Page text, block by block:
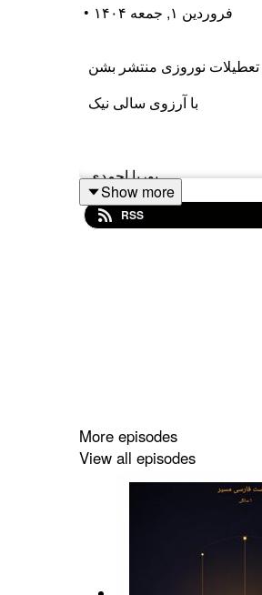
• ۱۴۰۴ فروردین ۱, جمعه
با آرزوی سالی نیک
پوریا احمدی
Show more
RSS
More episodes
View all episodes